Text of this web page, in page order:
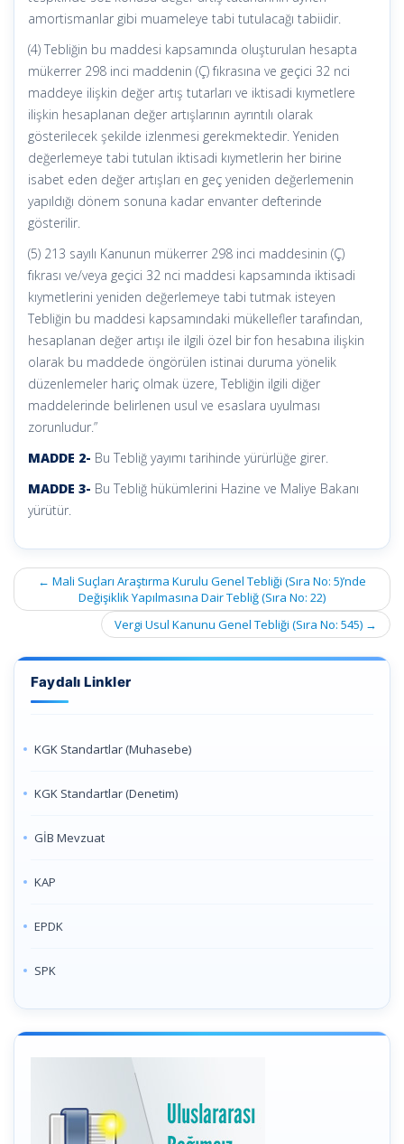
amortismanlar gibi muameleye tabi tutulacağı tabiidir.
(4) Tebliğin bu maddesi kapsamında oluşturulan hesapta
mükerrer 298 inci maddenin (Ç) fıkrasına ve geçici 32 nci
maddeye ilişkin değer artış tutarları ve iktisadi kıymetlere
ilişkin hesaplanan değer artışlarının ayrıntılı olarak
gösterilecek şekilde izlenmesi gerekmektedir. Yeniden
değerlemeye tabi tutulan iktisadi kıymetlerin her birine
isabet eden değer artışları en geç yeniden değerlemenin
yapıldığı dönem sonuna kadar envanter defterinde
gösterilir.
(5) 213 sayılı Kanunun mükerrer 298 inci maddesinin (Ç)
fıkrası ve/veya geçici 32 nci maddesi kapsamında iktisadi
kıymetlerini yeniden değerlemeye tabi tutmak isteyen
Tebliğin bu maddesi kapsamındaki mükellefler tarafından,
hesaplanan değer artışı ile ilgili özel bir fon hesabına ilişkin
olarak bu maddede öngörülen istinai duruma yönelik
düzenlemeler hariç olmak üzere, Tebliğin ilgili diğer
maddelerinde belirlenen usul ve esaslara uyulması
zorunludur.”
MADDE 2- Bu Tebliğ yayımı tarihinde yürürlüğe girer.
MADDE 3- Bu Tebliğ hükümlerini Hazine ve Maliye Bakanı
yürütür.
Post
navigation
← Mali Suçları Araştırma Kurulu Genel Tebliği (Sıra No: 5)’nde
Değişiklik Yapılmasına Dair Tebliğ (Sıra No: 22)
Vergi Usul Kanunu Genel Tebliği (Sıra No: 545) →
Faydalı Linkler
KGK Standartlar (Muhasebe)
KGK Standartlar (Denetim)
GİB Mevzuat
KAP
EPDK
SPK